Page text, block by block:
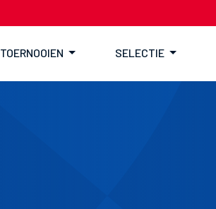
TOERNOOIEN SELECTIE